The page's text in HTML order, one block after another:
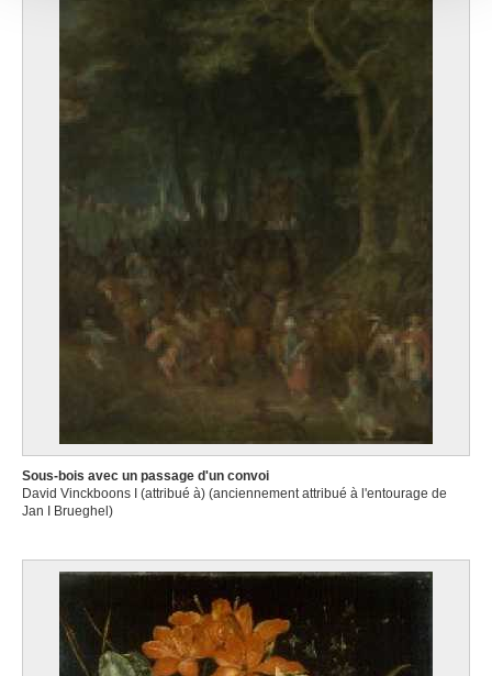
ou qu'ils ont collectées lors de votre utilisation de leurs
Sous-bois avec un passage d'un convoi
David Vinckboons I (attribué à) (anciennement attribué à l'entourage de
Jan I Brueghel)